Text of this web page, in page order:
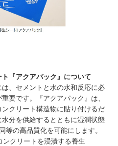
『アクアパック』について
、セメントと水の水和反応に必
要です。『アクアパック』は、
クリート構造物に貼り付けるだ
分を供給するとともに湿潤状態
同等の高品質化を可能にします。
クリートを浸漬する養生